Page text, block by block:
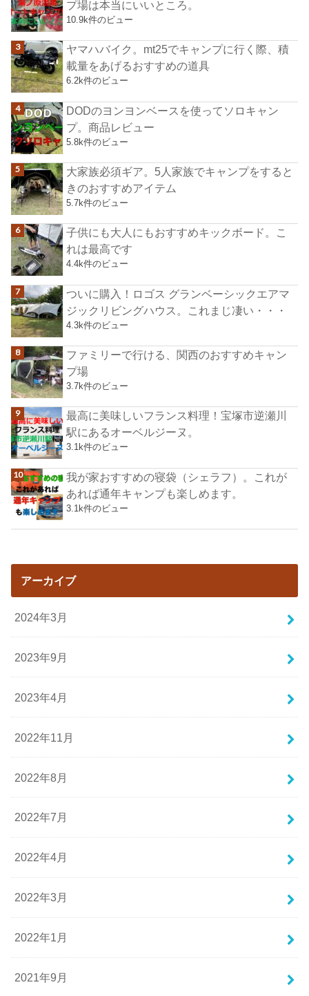
プ場は本当にいいところ。
10.9k件のビュー
ヤマハバイク。mt25でキャンプに行く際、積
載量をあげるおすすめの道具
6.2k件のビュー
DODのヨンヨンベースを使ってソロキャン
プ。商品レビュー
5.8k件のビュー
大家族必須ギア。5人家族でキャンプをすると
きのおすすめアイテム
5.7k件のビュー
子供にも大人にもおすすめキックボード。こ
れは最高です
4.4k件のビュー
ついに購入！ロゴス グランベーシックエアマ
ジックリビングハウス。これまじ凄い・・・
4.3k件のビュー
ファミリーで行ける、関西のおすすめキャン
プ場
3.7k件のビュー
最高に美味しいフランス料理！宝塚市逆瀬川
駅にあるオーベルジーヌ。
3.1k件のビュー
我が家おすすめの寝袋（シェラフ）。これが
あれば通年キャンプも楽しめます。
3.1k件のビュー
アーカイブ
2024年3月
2023年9月
2023年4月
2022年11月
2022年8月
2022年7月
2022年4月
2022年3月
2022年1月
2021年9月